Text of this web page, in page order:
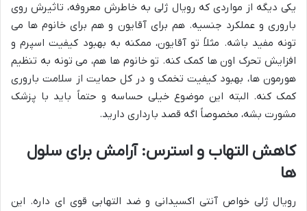
یکی دیگه از مواردی که رویال ژلی به خاطرش معروفه، تاثیرش روی
باروری و عملکرد جنسیه. هم برای آقایون و هم برای خانوم ها می
تونه مفید باشه. مثلاً تو آقایون، ممکنه به بهبود کیفیت اسپرم و
افزایش تحرک اون ها کمک کنه. تو خانوم ها هم، می تونه به تنظیم
هورمون ها، بهبود کیفیت تخمک و در کل حمایت از سلامت باروری
کمک کنه. البته این موضوع خیلی حساسه و حتماً باید با پزشک
مشورت بشه، مخصوصاً اگه قصد بارداری دارید.
کاهش التهاب و استرس: آرامش برای سلول
ها
رویال ژلی خواص آنتی اکسیدانی و ضد التهابی قوی ای داره. این